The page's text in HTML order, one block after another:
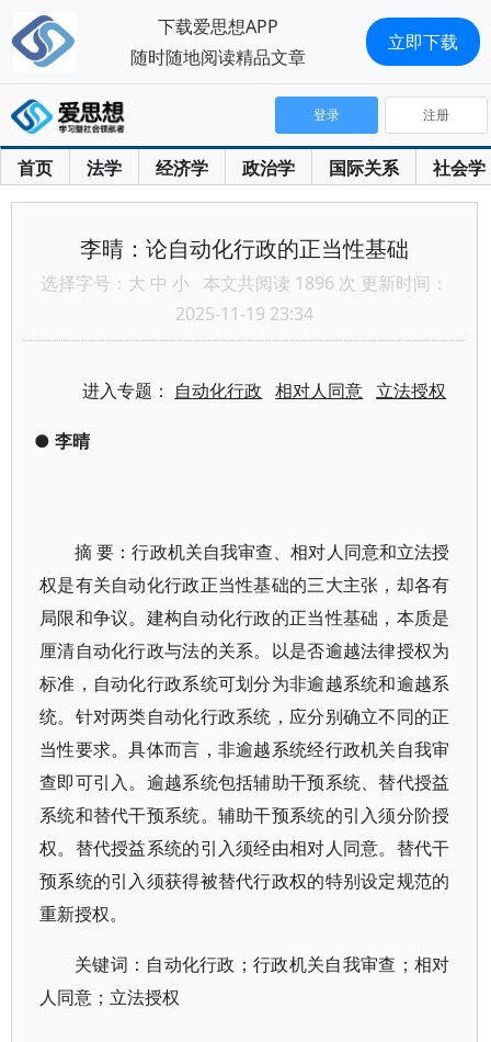
首页 法学 经济学 政治学 国际关系 社会学
登录 注册
李晴：论自动化行政的正当性基础
选择字号： 大 中 小 本文共阅读 1896 次 更新时间：
2025-11-19 23:34
进入专题： 自动化行政 相对人同意 立法授权
● 李晴
摘 要：行政机关自我审查、相对人同意和立法授
权是有关自动化行政正当性基础的三大主张，却各有
局限和争议。建构自动化行政的正当性基础，本质是
厘清自动化行政与法的关系。以是否逾越法律授权为
标准，自动化行政系统可划分为非逾越系统和逾越系
统。针对两类自动化行政系统，应分别确立不同的正
当性要求。具体而言，非逾越系统经行政机关自我审
查即可引入。逾越系统包括辅助干预系统、替代授益
系统和替代干预系统。辅助干预系统的引入须分阶授
权。替代授益系统的引入须经由相对人同意。替代干
预系统的引入须获得被替代行政权的特别设定规范的
重新授权。
关键词：自动化行政；行政机关自我审查；相对
人同意；立法授权
下载爱思想APP
随时随地阅读精品文章
立即下载